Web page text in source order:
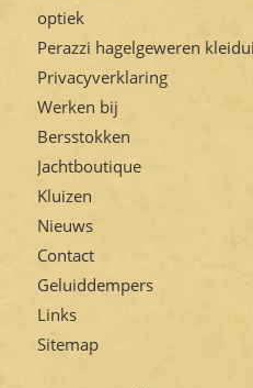
optiek
Perazzi hagelgeweren
Privacyverklaring
Werken bij
Bersstokken
Jachtboutique
Kluizen
Nieuws
Contact
Geluiddempers
Links
Sitemap